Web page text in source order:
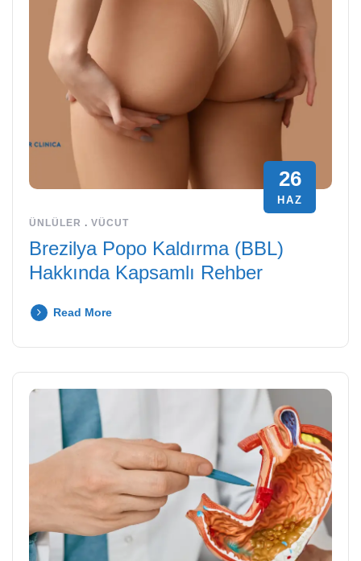
26
HAZ
ÜNLÜLER . VÜCUT
Brezilya Popo Kaldırma (BBL)
Hakkında Kapsamlı Rehber
Read More